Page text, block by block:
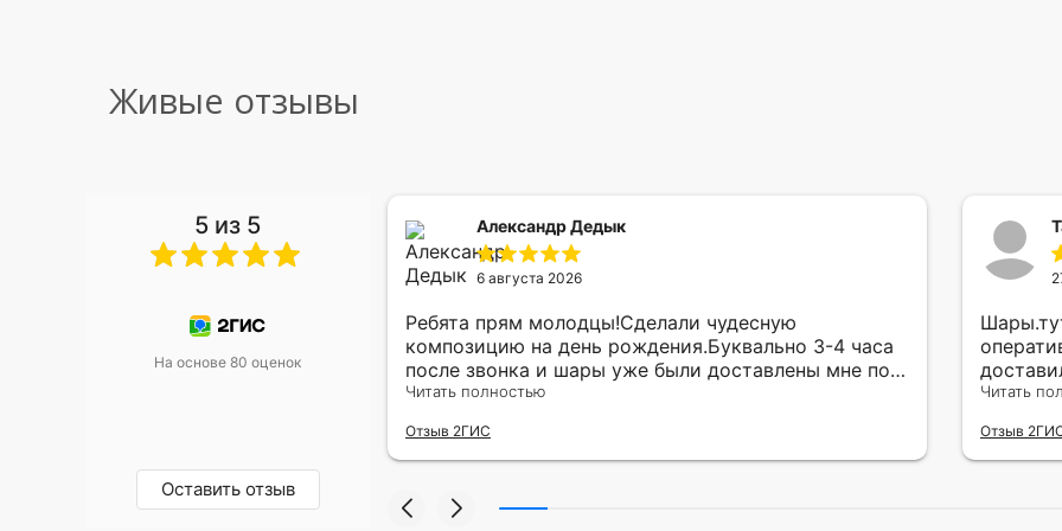
Живые отзывы
5 из 5
На основе 80 оценок
Оставить отзыв
уже два раза, отличная
Александр Дедык
6 августа 2026
Ребята прям молодцы!Сделали чудесную
композицию на день рождения.Буквально 3-4 часа
после звонка и шары уже были доставлены мне по
адресу.Качество исполнения и упаковки на 5.Жена
Читать полностью
Отзыв 2ГИС
другу в
Читать
Отзыв